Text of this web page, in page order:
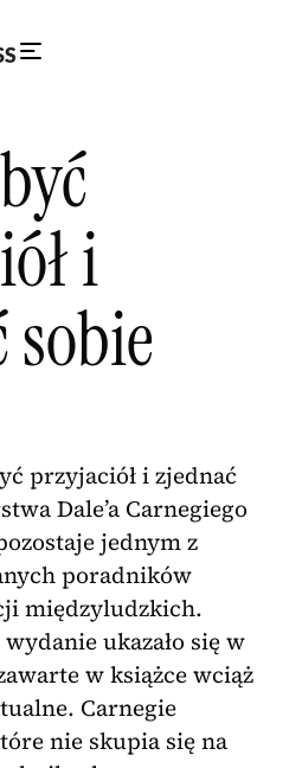
i
przyjaciół i zjednać
Dale’a Carnegiego
jednym z
poradników
międzyludzkich.
ukazało się w
w książce wciąż
Carnegie
nie skupia się na